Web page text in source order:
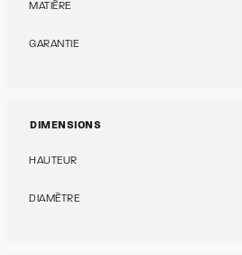
MATIÈRE
GARANTIE
DIMENSIONS
HAUTEUR
DIAMÈTRE